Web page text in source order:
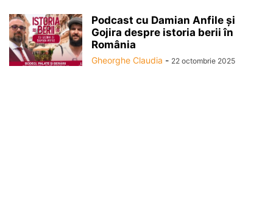
Podcast cu Damian Anfile și
Gojira despre istoria berii în
România
Gheorghe Claudia - 22 octombrie 2025